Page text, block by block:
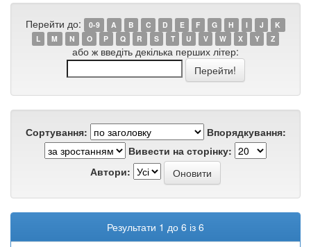
Перейти до: 0-9 A B C D E F G H I J
K
L
M N O P Q R S T U V W X Y Z
або ж введіть декілька перших літер:
Сортування:
Впорядкування:
Вивести на сторінку:
Автори:
Результати 1 до 6 із 6